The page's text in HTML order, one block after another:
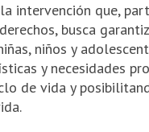
intervención que,
busca
niños y
y necesidades
de vida y